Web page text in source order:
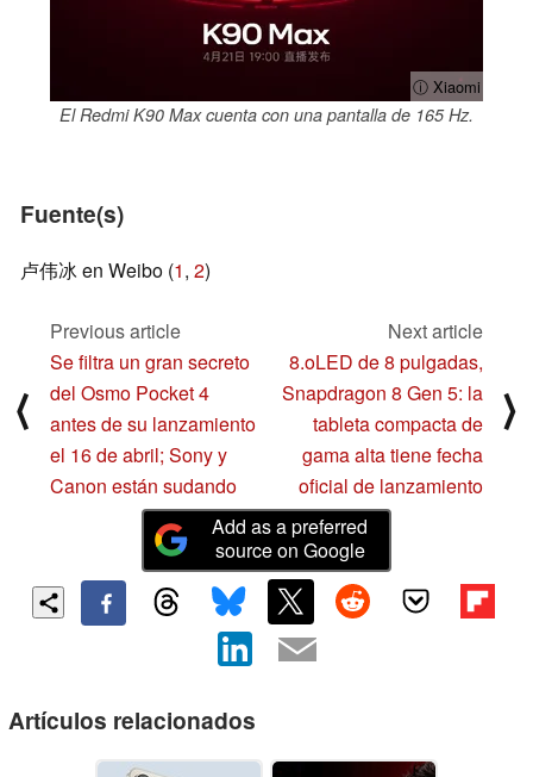
ⓘ Xiaomi
El Redmi K90 Max cuenta con una pantalla de 165 Hz.
Fuente(s)
卢伟冰 en Weibo (1, 2)
⟨
Previous article
Se filtra un gran secreto
del Osmo Pocket 4
antes de su lanzamiento
el 16 de abril; Sony y
Canon están sudando
Next article
8.oLED de 8 pulgadas,
Snapdragon 8 Gen 5: la
tableta compacta de
gama alta tiene fecha
oficial de lanzamiento
⟩
Add as a preferred
source on Google
Artículos relacionados